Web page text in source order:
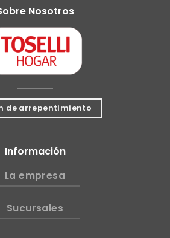
Nosotros
de arrepentimiento
Información
La empresa
Sucursales